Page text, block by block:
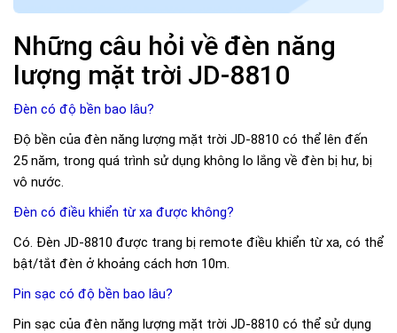
Những câu hỏi về đèn năng
lượng mặt trời JD-8810
Đèn có độ bền bao lâu?
Độ bền của đèn năng lượng mặt trời JD-8810 có thể lên đến
25 năm, trong quá trình sử dụng không lo lắng về đèn bị hư, bị
vô nước.
Đèn có điều khiển từ xa được không?
Có. Đèn JD-8810 được trang bị remote điều khiển từ xa, có thể
bật/tắt đèn ở khoảng cách hơn 10m.
Pin sạc có độ bền bao lâu?
Pin sạc của đèn năng lượng mặt trời JD-8810 có thể sử dụng